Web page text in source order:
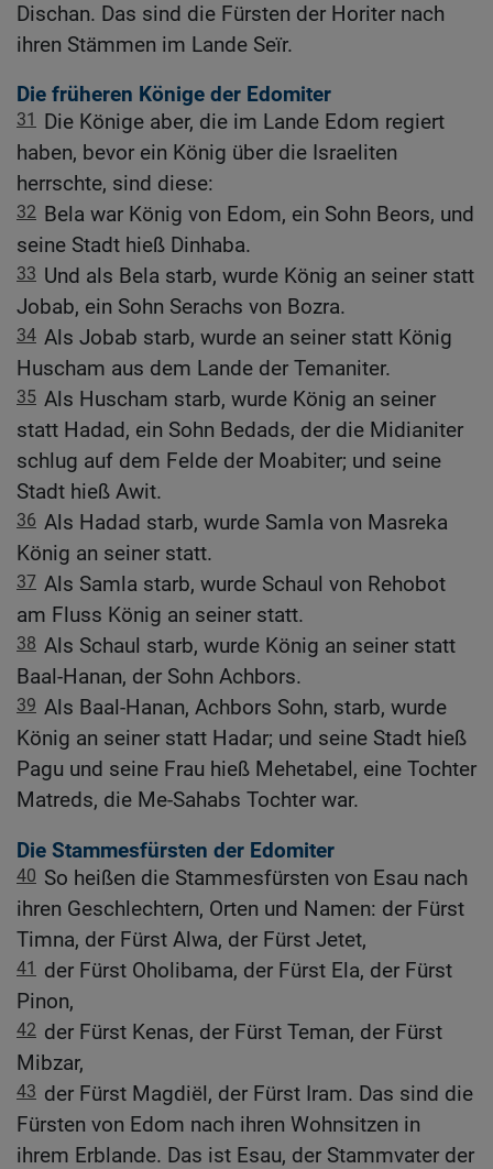
Dischan. Das sind die Fürsten der Horiter nach
ihren Stämmen im Lande Seïr.
Die früheren Könige der Edomiter
31
Die Könige aber, die im Lande Edom regiert
haben, bevor ein König über die Israeliten
herrschte, sind diese:
32 Bela war König von Edom, ein Sohn Beors, und
seine Stadt hieß Dinhaba.
33 Und als Bela starb, wurde König an seiner statt
Jobab, ein Sohn Serachs von Bozra.
34 Als Jobab starb, wurde an seiner statt König
Huscham aus dem Lande der Temaniter.
35 Als Huscham starb, wurde König an seiner
statt Hadad, ein Sohn Bedads, der die Midianiter
schlug auf dem Felde der Moabiter; und seine
Stadt hieß Awit.
36 Als Hadad starb, wurde Samla von Masreka
König an seiner statt.
37 Als Samla starb, wurde Schaul von Rehobot
am Fluss König an seiner statt.
38 Als Schaul starb, wurde König an seiner statt
Baal-Hanan, der Sohn Achbors.
39 Als Baal-Hanan, Achbors Sohn, starb, wurde
König an seiner statt Hadar; und seine Stadt hieß
Pagu und seine Frau hieß Mehetabel, eine Tochter
Matreds, die Me-Sahabs Tochter war.
Die Stammesfürsten der Edomiter
40 So heißen die Stammesfürsten von Esau nach
ihren Geschlechtern, Orten und Namen: der Fürst
Timna, der Fürst Alwa, der Fürst Jetet,
41 der Fürst Oholibama, der Fürst Ela, der Fürst
Pinon,
42 der Fürst Kenas, der Fürst Teman, der Fürst
Mibzar,
43 der Fürst Magdiël, der Fürst Iram. Das sind die
Fürsten von Edom nach ihren Wohnsitzen in
ihrem Erblande. Das ist Esau, der Stammvater der